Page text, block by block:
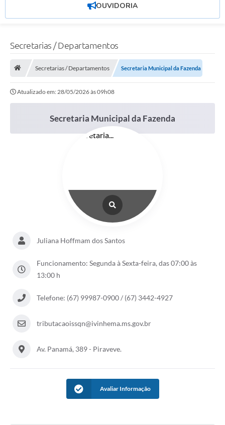
OUVIDORIA
Secretarias / Departamentos
Secretarias / Departamentos Secretaria Municipal da Fazenda
Atualizado em: 28/05/2026 às 09h08
Secretaria Municipal da Fazenda
Juliana Hoffmam dos Santos
Funcionamento: Segunda à Sexta-feira, das 07:00 às
13:00 h
Telefone: (67) 99987-0900 / (67) 3442-4927
tributacaoissqn@ivinhema.ms.gov.br
Av. Panamá, 389 - Piraveve.
Avaliar Informação